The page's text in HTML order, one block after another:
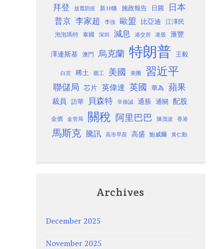
拜登 放寬防疫 新10條 施政報告 日圓 日本
普京 李家超 李強 歐盟 比亞迪 江澤民
泡泡瑪特 泰國 深圳 減息 港交所 港股 滙豐
澤連斯基 澳門 烏克蘭 特朗普 王毅
白宮 稀土 罷工 美國 美團 習近平
聯儲局 芯片 英偉達 英國 華為 蘋果
裁員 訪華 貝森特 辛偉誠 通脹 通關 配股
金價 金管局 關稅 阿里巴巴 陳茂波 香港
馬斯克 騰訊 高市早苗 高盛 鮑威爾 黃仁勳
Archives
December 2025
November 2025